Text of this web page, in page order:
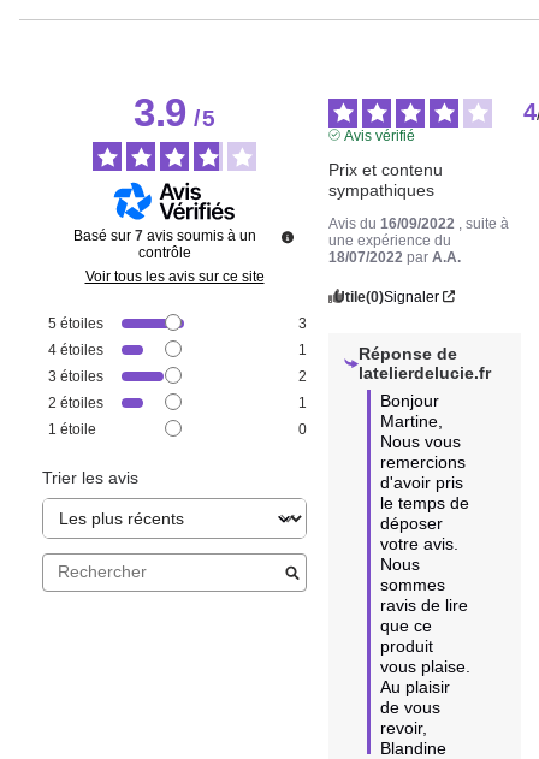
3.9/5
Basé sur 7 avis soumis à un
contrôle
Voir tous les avis sur ce site
5 étoiles
3
4 étoiles
1
3 étoiles
2
2 étoiles
1
1 étoile 0
Trier les avis
4
Avis vérifié
Prix et contenu
sympathiques
Avis du 16/09/2022
, suite à
une expérience du
18/07/2022 parA.A.
Utile(0)Signaler
Réponse de
latelierdelucie.fr
Bonjour
Martine,
Nous vous
remercions
d'avoir pris
le temps de
déposer
votre avis.
Nous
sommes
ravis de lire
que ce
produit
vous plaise.
Au plaisir
de vous
revoir,
Blandine